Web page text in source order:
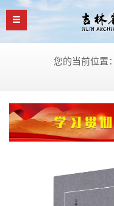
您的当前位置